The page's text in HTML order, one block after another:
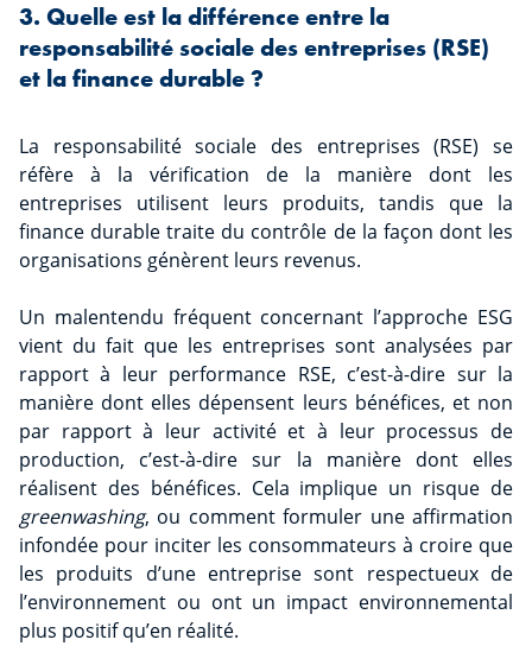
3. Quelle est la différence entre la
responsabilité sociale des entreprises (RSE)
et la finance durable ?
La responsabilité sociale des entreprises (RSE) se
réfère à la vérification de la manière dont les
entreprises utilisent leurs produits, tandis que la
finance durable traite du contrôle de la façon dont les
organisations génèrent leurs revenus.
Un malentendu fréquent concernant l’approche ESG
vient du fait que les entreprises sont analysées par
rapport à leur performance RSE, c’est-à-dire sur la
manière dont elles dépensent leurs bénéfices, et non
par rapport à leur activité et à leur processus de
production, c’est-à-dire sur la manière dont elles
réalisent des bénéfices. Cela implique un risque de
greenwashing, ou comment formuler une affirmation
infondée pour inciter les consommateurs à croire que
les produits d’une entreprise sont respectueux de
l’environnement ou ont un impact environnemental
plus positif qu’en réalité.